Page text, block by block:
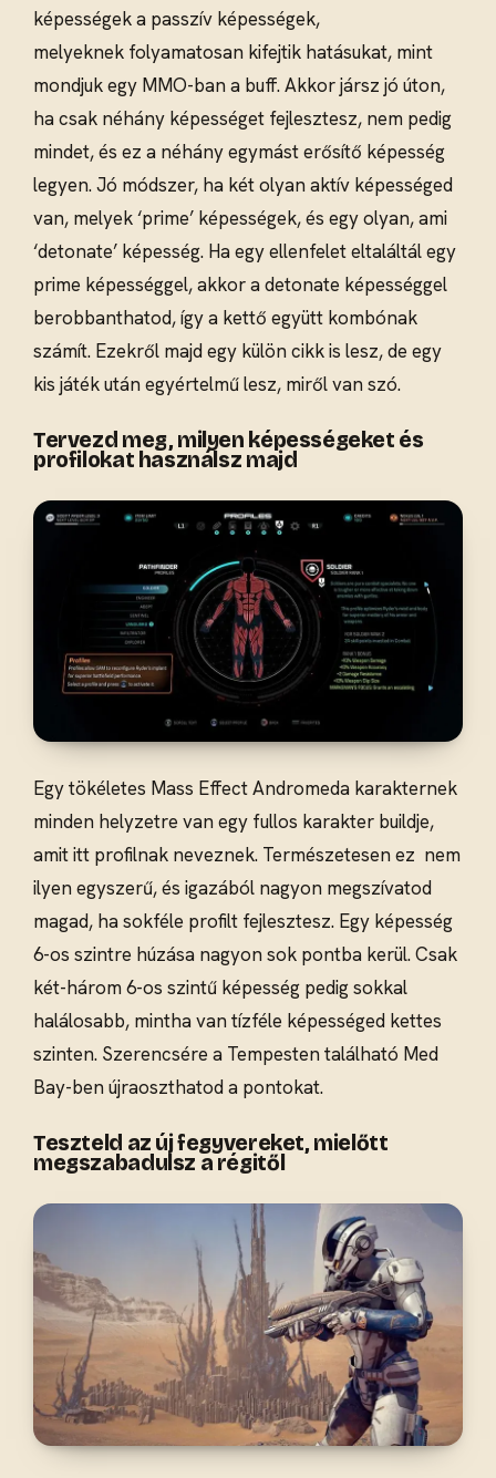
képességek a passzív képességek,
melyeknek folyamatosan kifejtik hatásukat, mint
mondjuk egy MMO-ban a buff. Akkor jársz jó úton,
ha csak néhány képességet fejlesztesz, nem pedig
mindet, és ez a néhány egymást erősítő képesség
legyen. Jó módszer, ha két olyan aktív képességed
van, melyek ‘prime’ képességek, és egy olyan, ami
‘detonate’ képesség. Ha egy ellenfelet eltaláltál egy
prime képességgel, akkor a detonate képességgel
berobbanthatod, így a kettő együtt kombónak
számít. Ezekről majd egy külön cikk is lesz, de egy
kis játék után egyértelmű lesz, miről van szó.
Tervezd meg, milyen képességeket és
profilokat használsz majd
Egy tökéletes Mass Effect Andromeda karakternek
minden helyzetre van egy fullos karakter buildje,
amit itt profilnak neveznek. Természetesen ez nem
ilyen egyszerű, és igazából nagyon megszívatod
magad, ha sokféle profilt fejlesztesz. Egy képesség
6-os szintre húzása nagyon sok pontba kerül. Csak
két-három 6-os szintű képesség pedig sokkal
halálosabb, mintha van tízféle képességed kettes
szinten. Szerencsére a Tempesten található Med
Bay-ben újraoszthatod a pontokat.
Teszteld az új fegyvereket, mielőtt
megszabadulsz a régitől